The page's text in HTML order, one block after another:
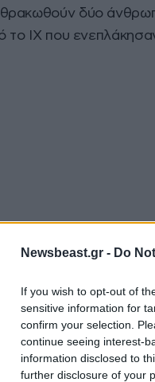
Newsbeast.gr - Do
If you wish to opt-out of
sensitive information for
confirm your selection.
continue seeing interest-
information disclosed to
further disclosure of your
δύο
το ΙΧ που
είναι ιδιαίτερα
τον πιο